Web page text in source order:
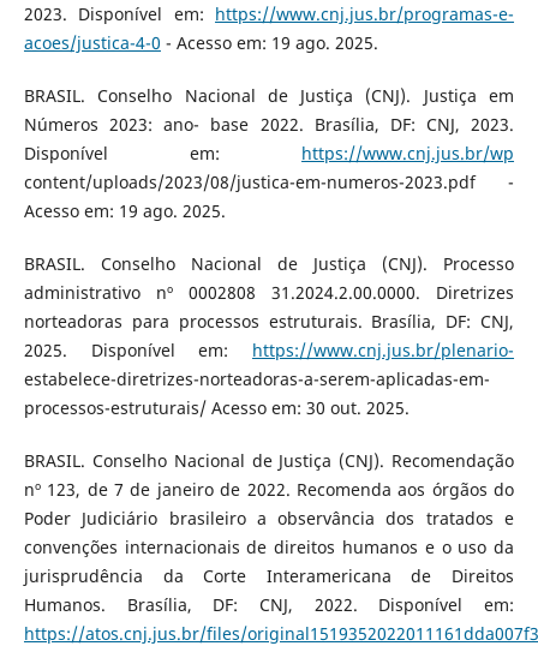
2023. Disponível em: https://www.cnj.jus.br/programas-e-
acoes/justica-4-0 - Acesso em: 19 ago. 2025.
BRASIL. Conselho Nacional de Justiça (CNJ). Justiça em
Números 2023: ano- base 2022. Brasília, DF: CNJ, 2023.
Disponível em: https://www.cnj.jus.br/wp
content/uploads/2023/08/justica-em-numeros-2023.pdf -
Acesso em: 19 ago. 2025.
BRASIL. Conselho Nacional de Justiça (CNJ). Processo
administrativo nº 0002808 31.2024.2.00.0000. Diretrizes
norteadoras para processos estruturais. Brasília, DF: CNJ,
2025. Disponível em: https://www.cnj.jus.br/plenario-
estabelece-diretrizes-norteadoras-a-serem-aplicadas-em-
processos-estruturais/ Acesso em: 30 out. 2025.
BRASIL. Conselho Nacional de Justiça (CNJ). Recomendação
nº 123, de 7 de janeiro de 2022. Recomenda aos órgãos do
Poder Judiciário brasileiro a observância dos tratados e
convenções internacionais de direitos humanos e o uso da
jurisprudência da Corte Interamericana de Direitos
Humanos. Brasília, DF: CNJ, 2022. Disponível em:
https://atos.cnj.jus.br/files/